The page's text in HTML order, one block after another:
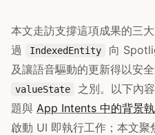
本文走訪支撐這項成果的三
過
IndexedEntity
向
及讓語音驅動的更新得以安
valueState
之別。以下內
題與 App Intents 中的背景
啟動 UI 即執行工作；本文